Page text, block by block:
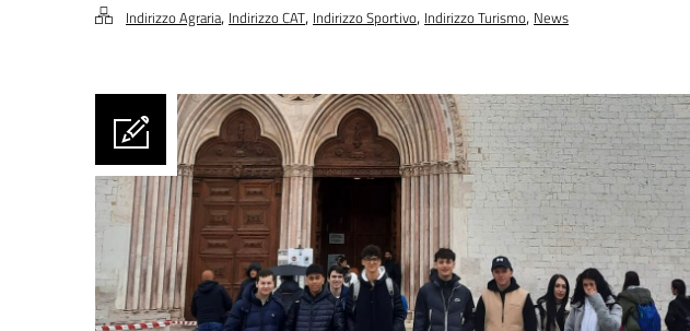
Indirizzo Agraria, Indirizzo CAT, Indirizzo Sportivo, Indirizzo Turismo, News